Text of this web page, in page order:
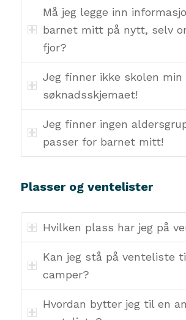
Må jeg legge inn
barnet mitt på nytt, selv
fjor?
Jeg finner ikke skolen min
søknadsskjemaet!
Jeg finner ingen
passer for barnet mitt!
Plasser og ventelister
Hvilken plass har jeg på
Kan jeg stå på venteliste
camper?
Hvordan bytter jeg til en